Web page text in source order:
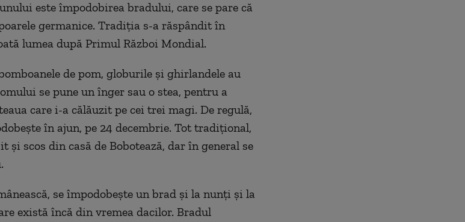
este împodobirea bradului, care se pare că
germanice. Tradiţia s-a răspândit în
lumea după Primul Război Mondial.
de pom, globurile şi ghirlandele au
se pune un înger sau o stea, pentru a
care i-a călăuzit pe cei trei magi. De regulă,
în ajun, pe 24 decembrie. Tot tradiţional,
şi scos din casă de Bobotează, dar în general se
se împodobeşte un brad şi la nunţi şi la
există încă din vremea dacilor. Bradul